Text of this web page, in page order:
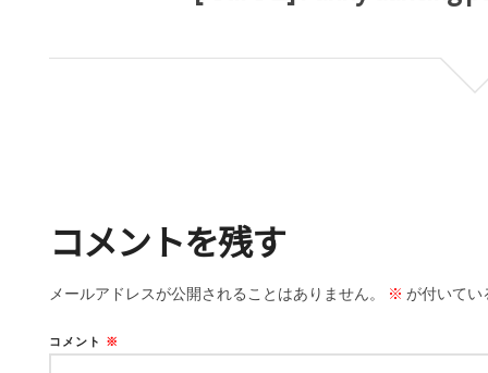
コメントを残す
メールアドレスが公開されることはありません。 ※ が付いてい
コメント ※